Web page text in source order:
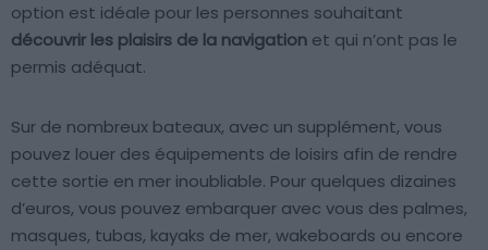
option est idéale pour les personnes souhaitant
découvrir les plaisirs de la navigation et qui n’ont pas le
permis adéquat.
Sur de nombreux bateaux, avec un supplément, vous
pouvez louer des équipements de loisirs afin de rendre
cette sortie en mer inoubliable. Pour quelques dizaines
d’euros, vous pouvez embarquer avec vous des palmes,
masques, tubas, kayaks de mer, wakeboards ou encore